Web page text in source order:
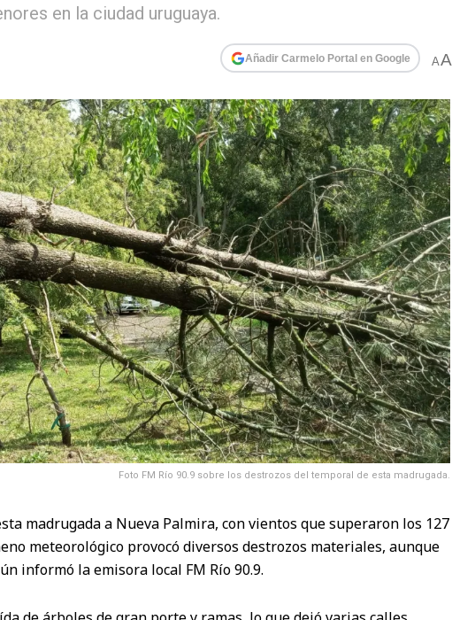
en la ciudad uruguaya.
Añadir Carmelo Portal en Google AA
Foto FM Río 90.9 sobre los destrozos del temporal de esta madrugada.
madrugada a Nueva Palmira, con vientos que superaron los 127
meteorológico provocó diversos destrozos materiales, aunque
informó la emisora local FM Río 90.9.